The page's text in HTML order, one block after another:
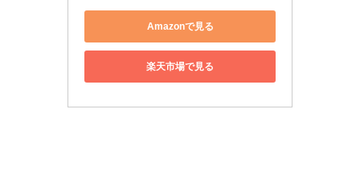
Amazonで見る
楽天市場で見る